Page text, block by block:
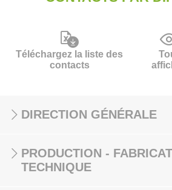
Téléchargez la liste des
contacts
DIRECTION GÉNÉRALE
PRODUCTION -
TECHNIQUE